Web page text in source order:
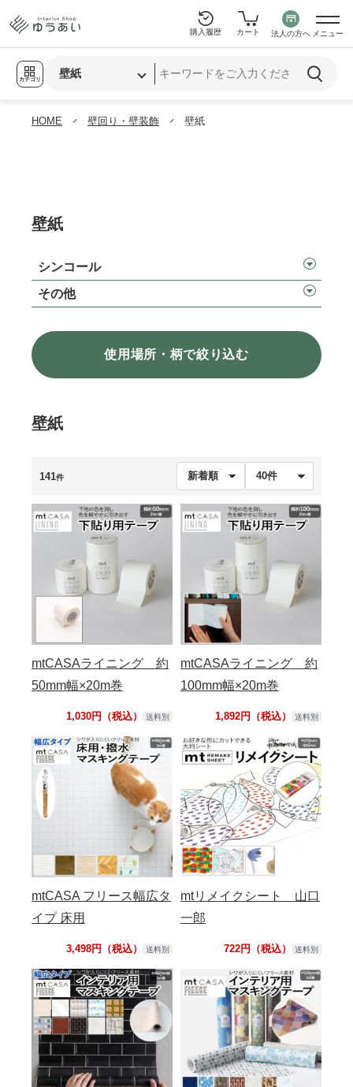
カテゴリ
購入履歴 カート 法人の方へ メニュー
HOME 壁回り・壁装飾 壁紙
壁紙
シンコール
その他
使用場所・柄で絞り込む
壁紙
141件
mtCASAライニング 約
50mm幅×20m巻
1,030円（税込） 送料別
mtCASAライニング 約
100mm幅×20m巻
1,892円（税込） 送料別
mtCASA フリース幅広タ
イプ 床用
3,498円（税込） 送料別
mtリメイクシート 山口
一郎
722円（税込） 送料別